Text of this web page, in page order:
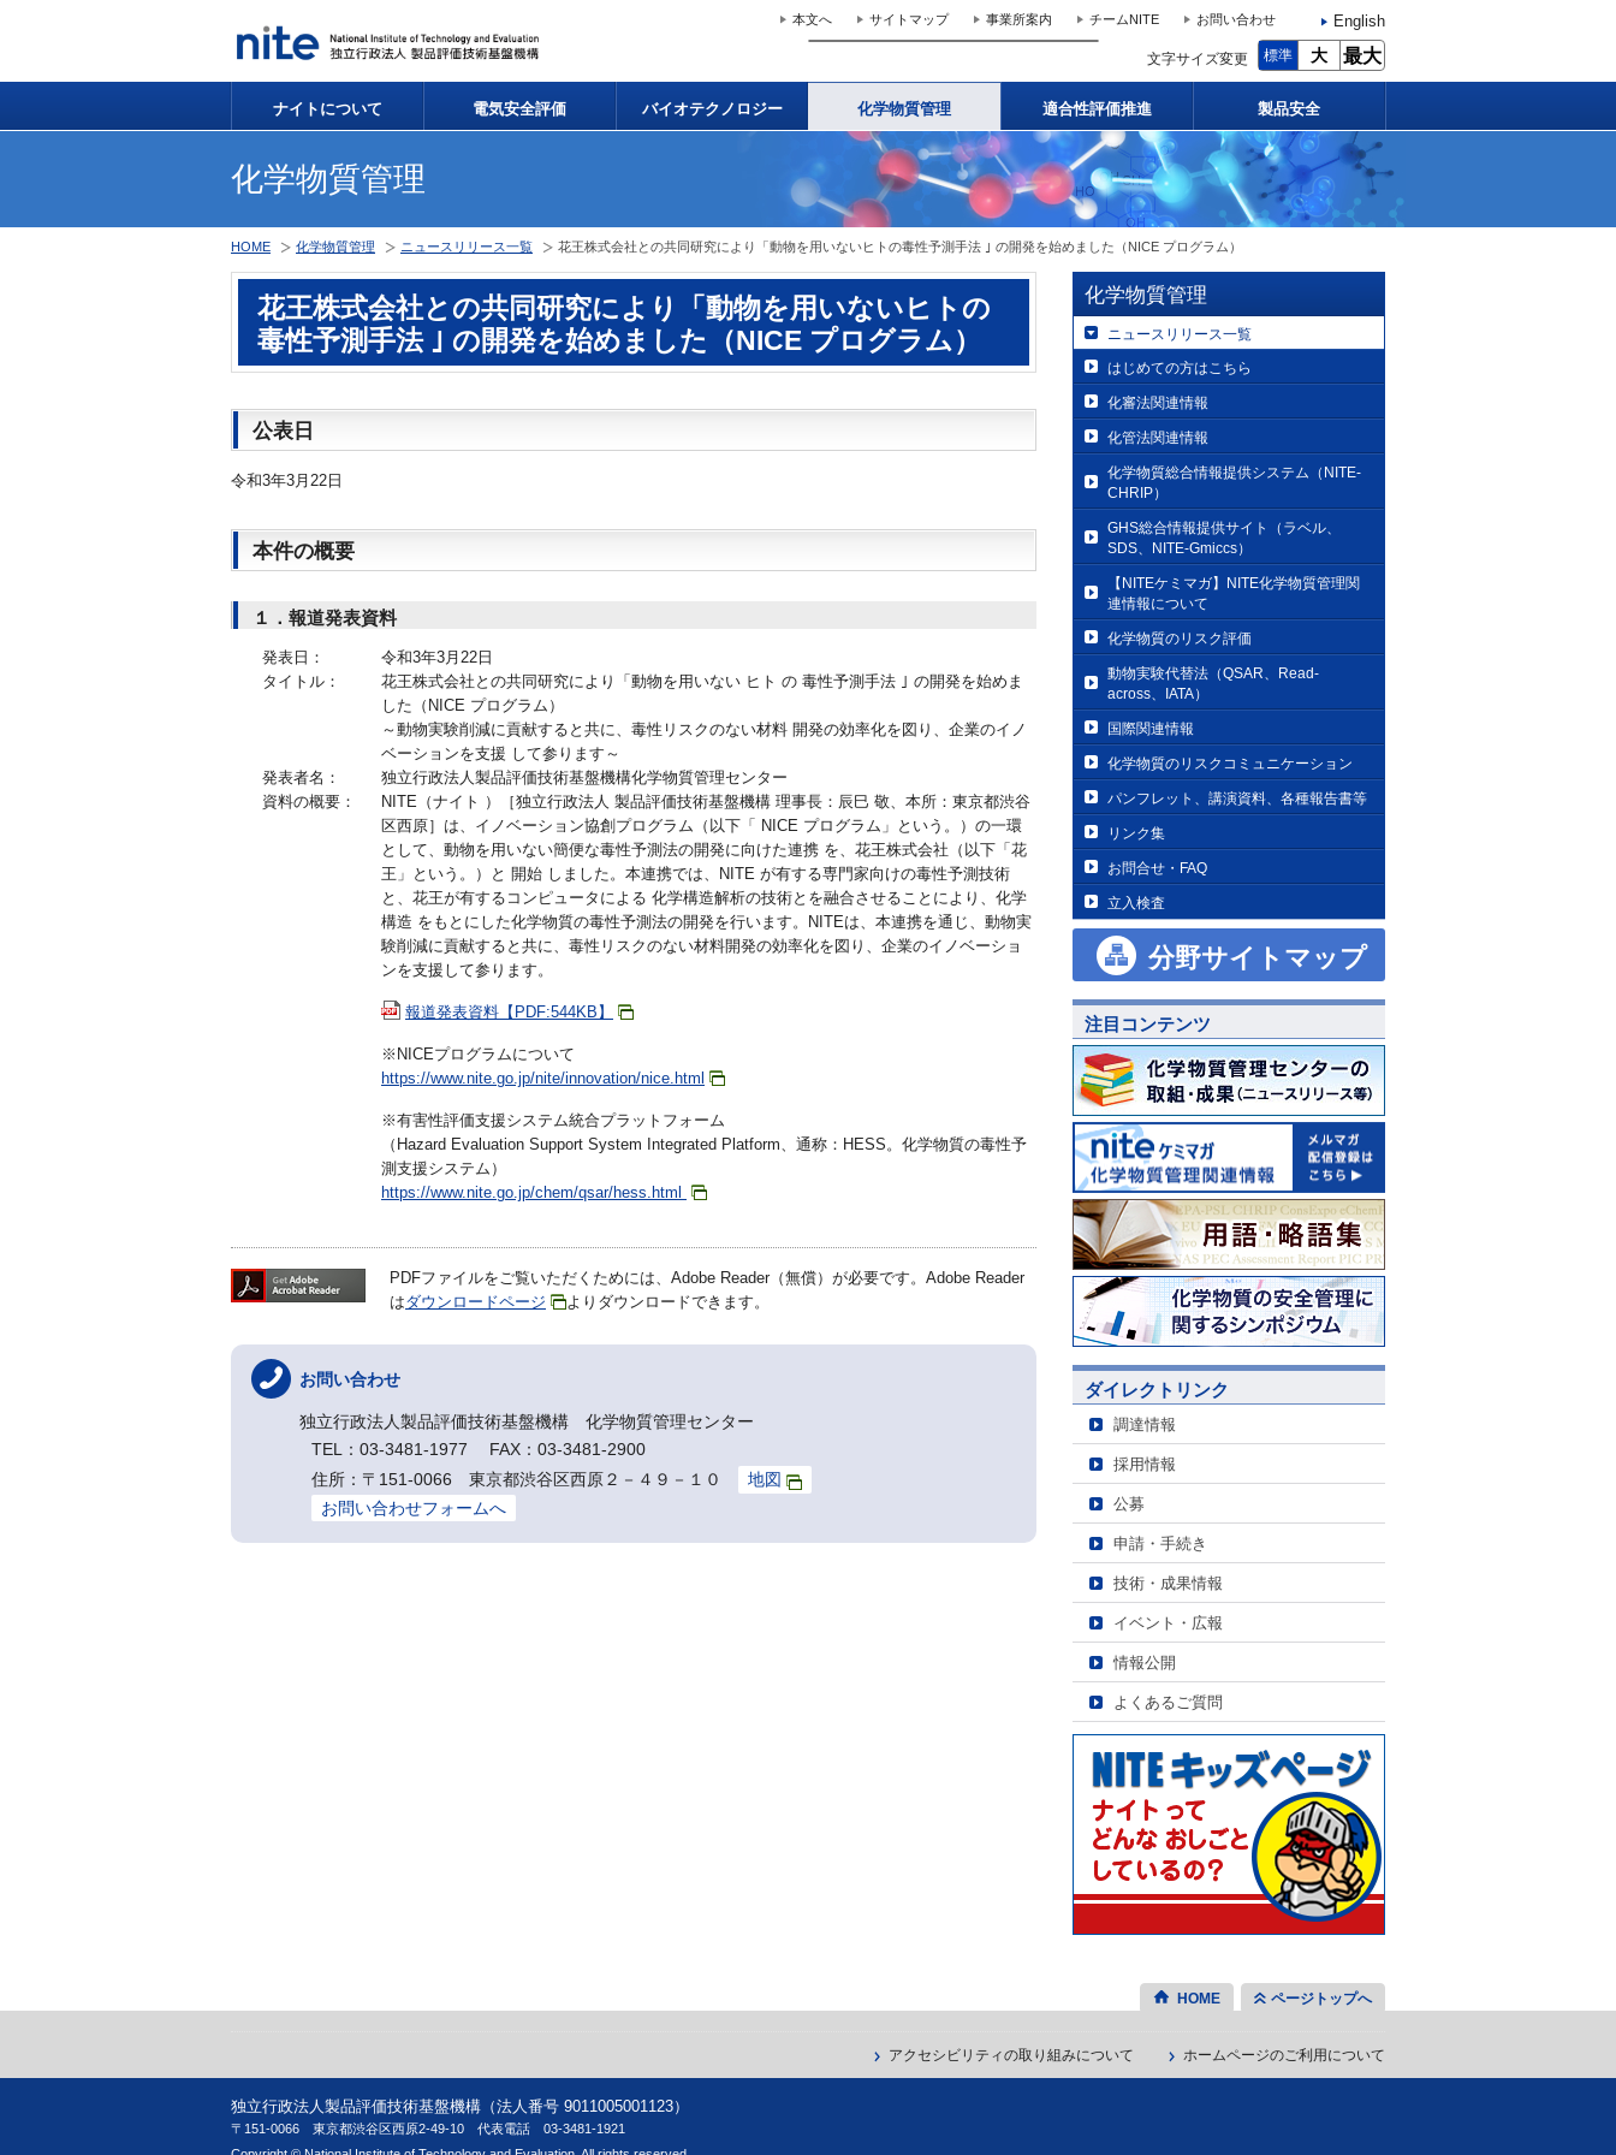
本文へ サイトマップ 事業所案内 チームNITE お問い合わせ English
文字サイズ変更 標準 大 最大
ナイトについて 電気安全評価 バイオテクノロジー 化学物質管理 適合性評価推進 製品安全
化学物質管理
HOME 化学物質管理 ニュースリリース一覧 花王株式会社との共同研究により「動物を用いないヒトの毒性予測手法 ｣ の開発を始めました（NICE プログラム）
花王株式会社との共同研究により「動物を用いないヒトの
毒性予測手法 ｣ の開発を始めました（NICE プログラム）
公表日
令和3年3月22日
本件の概要
１．報道発表資料
発表日：
令和3年3月22日
タイトル：
花王株式会社との共同研究により「動物を用いない ヒト の 毒性予測手法 ｣ の開発を始めま
した（NICE プログラム）
～動物実験削減に貢献すると共に、毒性リスクのない材料 開発の効率化を図り、企業のイノ
ベーションを支援 して参ります～
発表者名：
独立行政法人製品評価技術基盤機構化学物質管理センター
資料の概要：
NITE（ナイト ）［独立行政法人 製品評価技術基盤機構 理事長：辰巳 敬、本所：東京都渋谷
区西原］は、イノベーション協創プログラム（以下「 NICE プログラム」という。）の一環
として、動物を用いない簡便な毒性予測法の開発に向けた連携 を、花王株式会社（以下「花
王」という。）と 開始 しました。本連携では、NITE が有する専門家向けの毒性予測技術
と、花王が有するコンピュータによる 化学構造解析の技術とを融合させることにより、化学
構造 をもとにした化学物質の毒性予測法の開発を行います。NITEは、本連携を通じ、動物実
験削減に貢献すると共に、毒性リスクのない材料開発の効率化を図り、企業のイノベーショ
ンを支援して参ります。
報道発表資料【PDF:544KB】
※NICEプログラムについて
https://www.nite.go.jp/nite/innovation/nice.html
※有害性評価支援システム統合プラットフォーム
（Hazard Evaluation Support System Integrated Platform、通称：HESS。化学物質の毒性予
測支援システム）
https://www.nite.go.jp/chem/qsar/hess.html
PDFファイルをご覧いただくためには、Adobe Reader（無償）が必要です。Adobe Reader
はダウンロードページ よりダウンロードできます。
お問い合わせ
独立行政法人製品評価技術基盤機構 化学物質管理センター
TEL：03-3481-1977 FAX：03-3481-2900
住所：〒151-0066 東京都渋谷区西原２－４９－１０
地図
お問い合わせフォームへ
化学物質管理
ニュースリリース一覧
はじめての方はこちら
化審法関連情報
化管法関連情報
化学物質総合情報提供システム（NITE-
CHRIP）
GHS総合情報提供サイト（ラベル、
SDS、NITE-Gmiccs）
【NITEケミマガ】NITE化学物質管理関
連情報について
化学物質のリスク評価
動物実験代替法（QSAR、Read-
across、IATA）
国際関連情報
化学物質のリスクコミュニケーション
パンフレット、講演資料、各種報告書等
リンク集
お問合せ・FAQ
立入検査
分野サイトマップ
注目コンテンツ
ダイレクトリンク
調達情報
採用情報
公募
申請・手続き
技術・成果情報
イベント・広報
情報公開
よくあるご質問
HOME ページトップへ
アクセシビリティの取り組みについて ホームページのご利用について
独立行政法人製品評価技術基盤機構（法人番号 9011005001123）
〒151-0066 東京都渋谷区西原2-49-10
代表電話 03-3481-1921